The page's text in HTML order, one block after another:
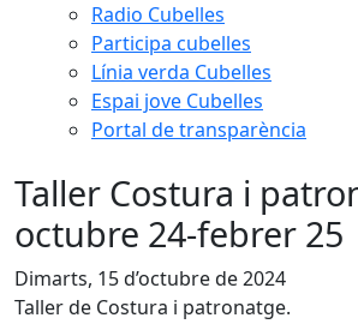
Radio Cubelles
Participa cubelles
Línia verda Cubelles
Espai jove Cubelles
Portal de transparència
Taller Costura i
octubre 24-febrer 25
Dimarts, 15 d’octubre de 2024
Taller de Costura i patronatge.